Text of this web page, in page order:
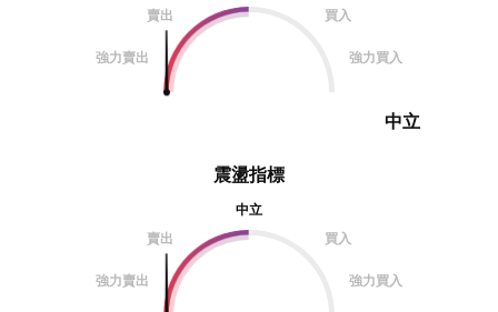
震盪指標
中立
賣出
買入
強力賣出 強力買入
賣出
買入
強力賣出 強力買入
中立